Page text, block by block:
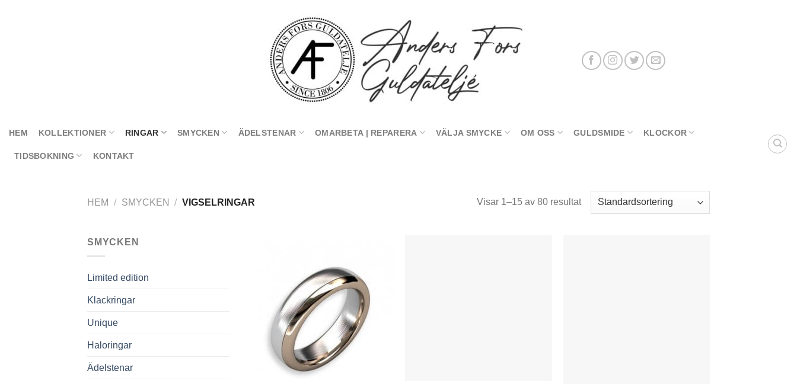
HEM KOLLEKTIONER RINGAR SMYCKEN ÄDELSTENAR OMARBETA | REPARERA VÄLJA SMYCKE OM OSS GULDSMIDE KLOCKOR
TIDSBOKNING KONTAKT
HEM / SMYCKEN / VIGSELRINGAR Visar 1–15 av 80 resultat
SMYCKEN
Limited edition
Klackringar
Unique
Haloringar
Ädelstenar